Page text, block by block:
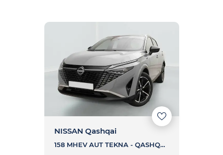
NISSAN Qashqai
158 MHEV AUT TEKNA - QASHQAI 158 MHEV AUT TEKNA